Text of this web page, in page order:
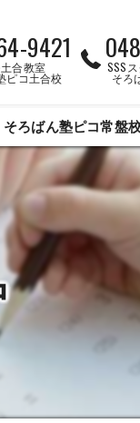
9421
合教室
ピコ土合校
SSS
そろ
そろばん塾ピコ常盤